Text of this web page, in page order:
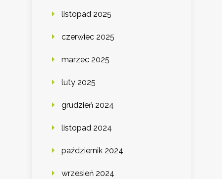
listopad 2025
czerwiec 2025
marzec 2025
luty 2025
grudzień 2024
listopad 2024
październik 2024
wrzesień 2024